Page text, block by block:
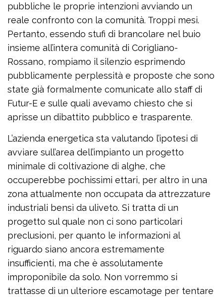
pubbliche le proprie intenzioni avviando un
reale confronto con la comunità. Troppi mesi.
Pertanto, essendo stufi di brancolare nel buio
insieme all’intera comunità di Corigliano-
Rossano, rompiamo il silenzio esprimendo
pubblicamente perplessità e proposte che sono
state già formalmente comunicate allo staff di
Futur-E e sulle quali avevamo chiesto che si
aprisse un dibattito pubblico e trasparente.
L’azienda energetica sta valutando l’ipotesi di
avviare sull’area dell’impianto un progetto
minimale di coltivazione di alghe, che
occuperebbe pochissimi ettari, per altro in una
zona attualmente non occupata da attrezzature
industriali bensì da uliveto. Si tratta di un
progetto sul quale non ci sono particolari
preclusioni, per quanto le informazioni al
riguardo siano ancora estremamente
insufficienti, ma che è assolutamente
improponibile da solo. Non vorremmo si
trattasse di un ulteriore escamotage per tentare